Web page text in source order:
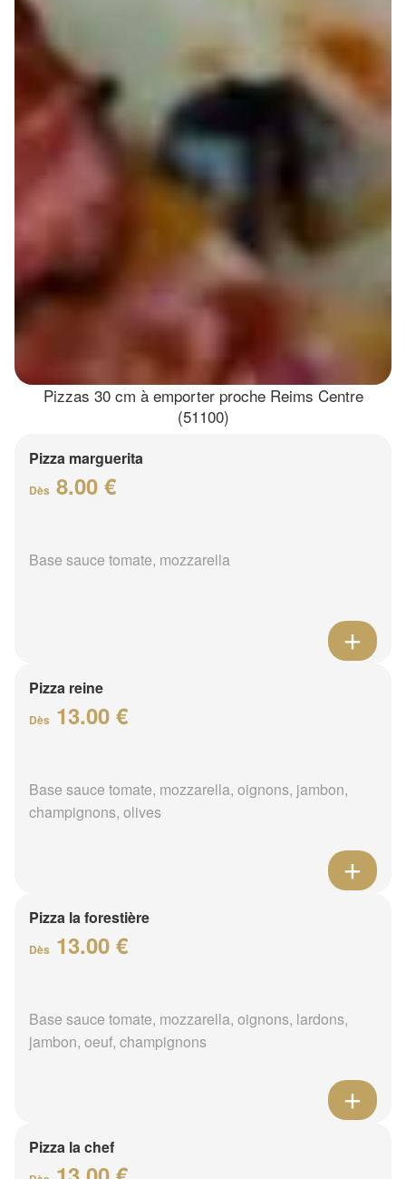
Pizzas 30 cm à emporter proche Reims Centre
(51100)
Pizza marguerita
Dès 8.00 €
Base sauce tomate, mozzarella
Pizza reine
Dès 13.00 €
Base sauce tomate, mozzarella, oignons, jambon,
champignons, olives
Pizza la forestière
Dès 13.00 €
Base sauce tomate, mozzarella, oignons, lardons,
jambon, oeuf, champignons
Pizza la chef